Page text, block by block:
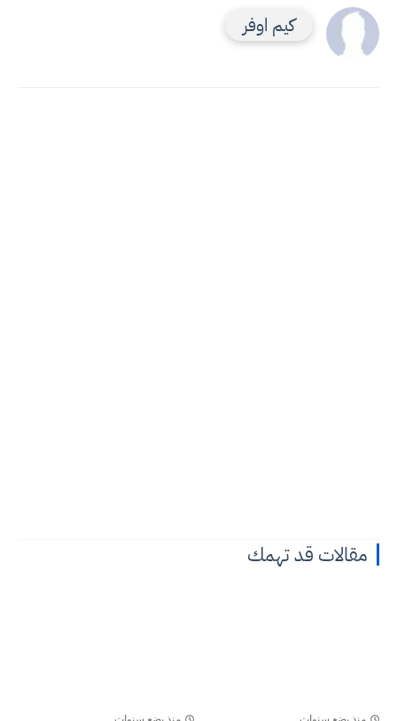
كيم اوفر
مقالات قد تهمك